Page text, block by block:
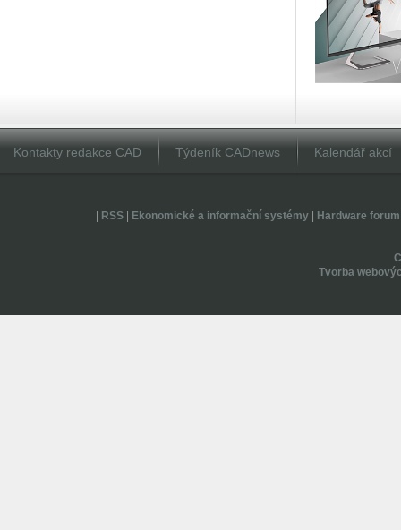
Kontakty redakce CAD Týdeník CADnews Kalendář akcí
RSS| Ekonomické a informační systémy| Hardware forum
Tvorba